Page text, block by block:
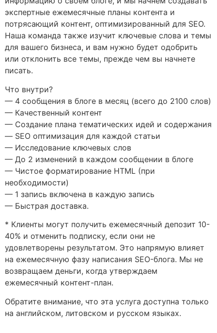
экспертные ежемесячные планы контента и
потрясающий контент, оптимизированный для SEO.
Наша команда также изучит ключевые слова и темы
для вашего бизнеса, и вам нужно будет одобрить
или отклонить все темы, прежде чем вы начнете
писать.
Что внутри?
— 4 сообщения в блоге в месяц (всего до 2100 слов)
— Качественный контент
— Создание плана тематических идей и содержания
— SEO оптимизация для каждой статьи
— Исследование ключевых слов
— До 2 изменений в каждом сообщении в блоге
— Чистое форматирование HTML (при
необходимости)
— 1 запись включена в каждую запись
— Быстрая доставка.
* Клиенты могут получить ежемесячный депозит 10-
40% и отменить подписку, если они не
удовлетворены результатом. Это напрямую влияет
на ежемесячную фазу написания SEO-блога. Мы не
возвращаем деньги, когда утверждаем
ежемесячный контент-план.
Обратите внимание, что эта услуга доступна только
на английском, литовском и русском языках.